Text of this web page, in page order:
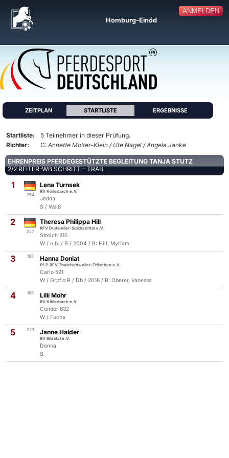
ANMELDEN
Homburg-Einöd
ZEITPLAN STARTLISTE ERGEBNISSE
Startliste:
5 Teilnehmer in dieser Prüfung.
Richter:
C: Annette Molter-Klein / Ute Nagel / Angela Janke
EHRENPREIS PFERDEGESTÜTZTE BEGLEITUNG TANJA STUTZ
2/2 REITER-WB SCHRITT - TRAB
1
254
Lena Turnsek
RV Köllerbach e.V.
Jedda
S / Weiß
2
227
Theresa Philippa Hill
RFV Dudweiler-Sulzbachtal e.V.
Strolch 216
W / n.b. / B / 2004 / B: Hill, Myriam
3 168 Hanna Doniat
Pf.P.RFV.Thaleischweiler-Fröschen e.V.
Carlo 591
W / Grpf.o.R / Db / 2016 / B: Oberer, Vanessa
4 198 Lilli Mohr
RV Köllerbach e.V.
Condor 632
W / Fuchs
5 223 Janne Halder
RV Bliestal e.V.
Donna
S